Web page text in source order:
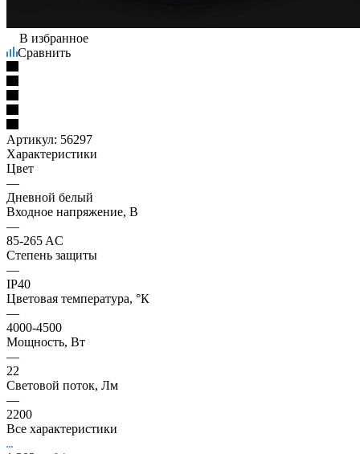
В избранное
Сравнить
Артикул: 56297
Характеристики
Цвет
—
Дневной белый
Входное напряжение, В
—
85-265 AC
Степень защиты
—
IP40
Цветовая температура, °К
—
4000-4500
Мощность, Вт
—
22
Световой поток, Лм
—
2200
Все характеристики